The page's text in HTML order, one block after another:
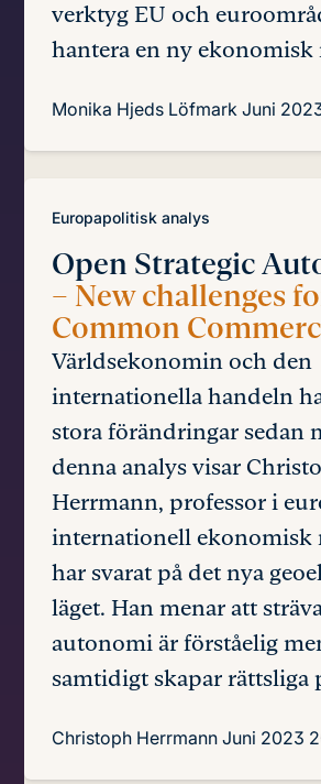
verktyg EU och
hantera en ny ekonomisk
Monika Hjeds Löfmark Juni
Europapolitisk analys
Open Strategic
– New challenges
Common
Världsekonomin och den
internationella handeln
stora förändringar sedan
denna analys visar
Herrmann, professor i
internationell ekonomisk
har svarat på det nya
läget. Han menar att
autonomi är förståelig
samtidigt skapar rättsliga
Christoph Herrmann Juni 2023